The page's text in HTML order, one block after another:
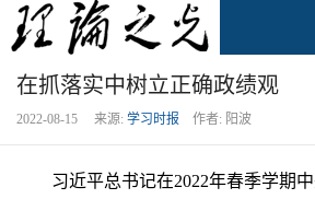
在抓落实中树立正确政绩观
2022-08-15 来源: 学习时报 作者: 阳波
习近平总书记在2022年春季学期中